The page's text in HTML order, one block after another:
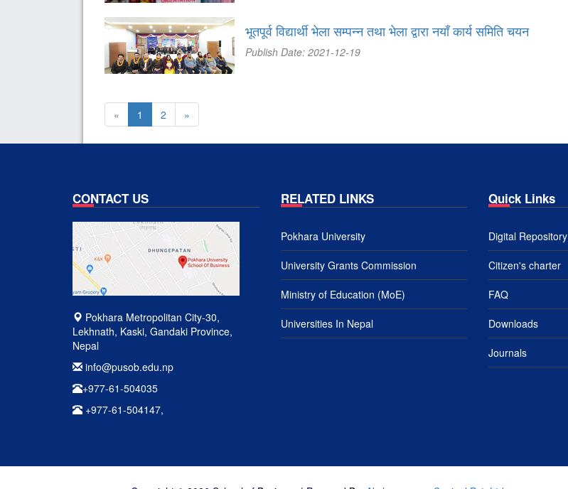
भूतपूर्व विद्यार्थी भेला सम्पन्न तथा भेला द्वारा नयाँ कार्य समिति चयन
Publish Date: 2021-12-19
« 1 2 »
CONTACT US
Pokhara Metropolitan City-30,
Lekhnath, Kaski, Gandaki Province,
Nepal
info@pusob.edu.np
+977-61-504035
+977-61-504147,
RELATED LINKS
Pokhara University
University Grants Commission
Ministry of Education (MoE)
Universities In Nepal
Quick Links
Digital Repository
Citizen's charter
FAQ
Downloads
Journals